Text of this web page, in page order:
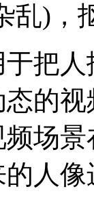
乱)，
把
的
场
人